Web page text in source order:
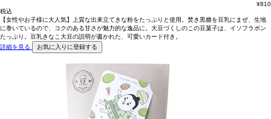
¥810
税込
【女性やお子様に大人気】上質な出来立てきな粉をたっぷりと使用。焚き黒糖を豆乳にまぜ、生地
に巻いているので、コクのある甘さが魅力的な逸品に。大豆づくしのこの豆菓子は、イソフラボン
たっぷり。豆乳きなこ大豆の説明が書かれた、可愛いカード付き。
詳細を見る
お気に入りに登録する